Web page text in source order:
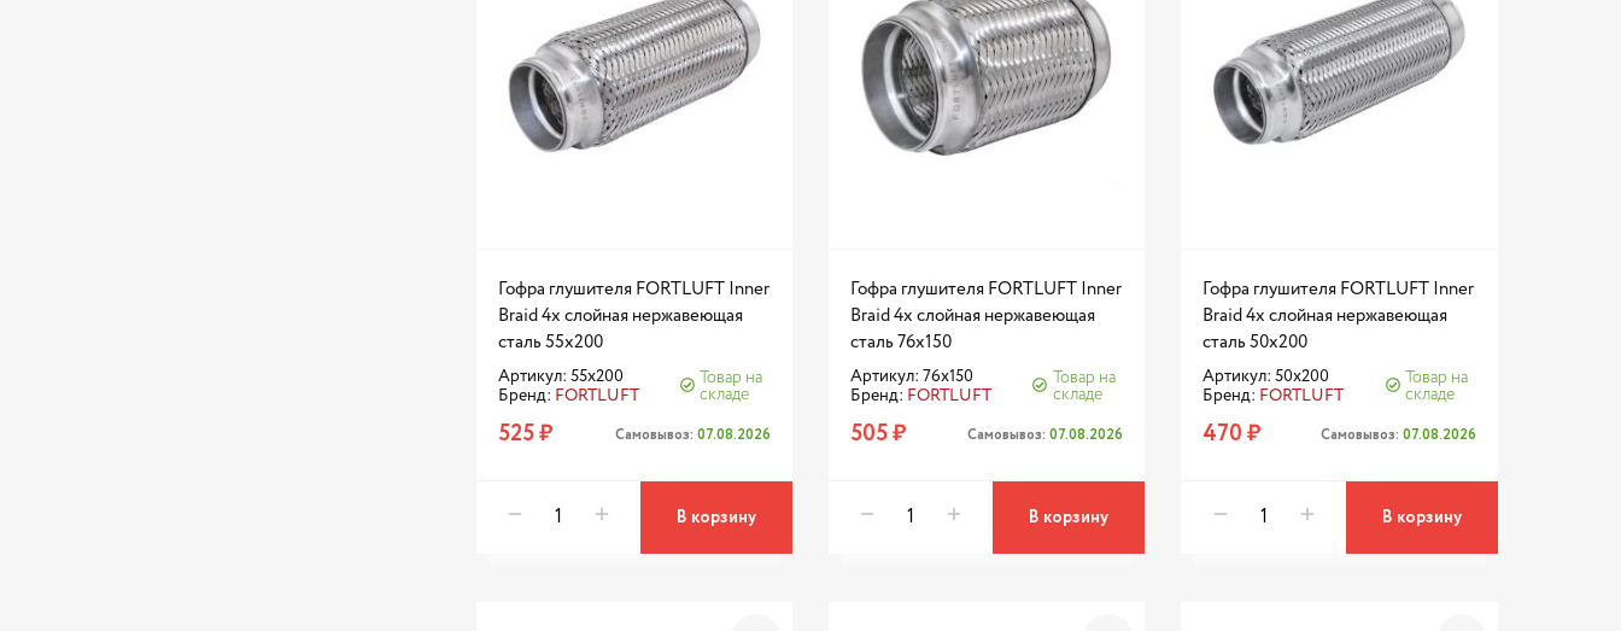
Гофра глушителя FORTLUFT Inner
Braid 4х слойная нержавеющая
сталь 55x200
Артикул: 55x200
Бренд: FORTLUFT
Товар на
складе
525 ₽ Самовывоз: 07.08.2026
В корзину
Гофра глушителя FORTLUFT Inner
Braid 4х слойная нержавеющая
сталь 76x150
Артикул: 76x150
Бренд: FORTLUFT
Товар на
складе
505 ₽ Самовывоз:07.08.2026
В корзину
Гофра глушителя FORTLUFT Inner
Braid 4х слойная нержавеющая
сталь 50x200
Артикул: 50x200
Бренд: FORTLUFT
Товар на
складе
470 ₽ Самовывоз: 07.08.2026
В корзину